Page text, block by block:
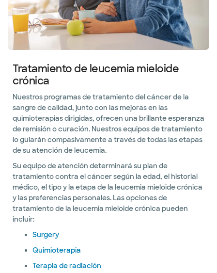
Tratamiento de leucemia mieloide
crónica
Nuestros programas de tratamiento del cáncer de la
sangre de calidad, junto con las mejoras en las
quimioterapias dirigidas, ofrecen una brillante esperanza
de remisión o curación. Nuestros equipos de tratamiento
lo guiarán compasivamente a través de todas las etapas
de su atención de leucemia.
Su equipo de atención determinará su plan de
tratamiento contra el cáncer según la edad, el historial
médico, el tipo y la etapa de la leucemia mieloide crónica
y las preferencias personales. Las opciones de
tratamiento de la leucemia mieloide crónica pueden
incluir:
Surgery
Quimioterapia
Terapia de radiación